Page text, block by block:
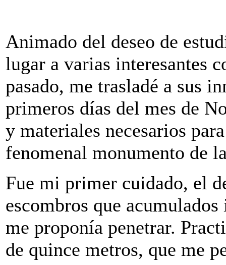
Animado del deseo de
lugar a varias interesantes
pasado, me trasladé a sus
primeros días del mes de
y materiales necesarios
fenomenal monumento de
Fue mi primer cuidado, el
escombros que
me proponía penetrar.
de quince metros, que me